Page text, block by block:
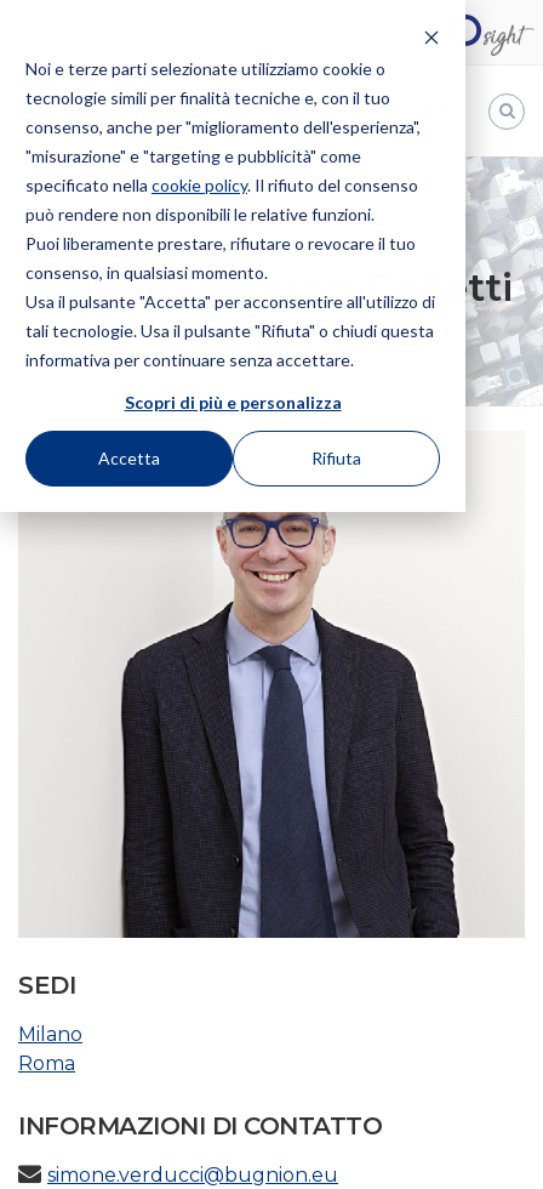
Noi e terze parti selezionate utilizziamo cookie o
tecnologie simili per finalità tecniche e, con il tuo
consenso, anche per "miglioramento dell'esperienza",
"misurazione" e "targeting e pubblicità" come
specificato nella cookie policy. Il rifiuto del consenso
può rendere non disponibili le relative funzioni.
Puoi liberamente prestare, rifiutare o revocare il tuo
consenso, in qualsiasi momento.
Usa il pulsante "Accetta" per acconsentire all'utilizzo di
tali tecnologie. Usa il pulsante "Rifiuta" o chiudi questa
informativa per continuare senza accettare.
Scopri di più e personalizza
Accetta Rifiuta
Bugnion
The
way
HOME PROFESSIONISTI SIMONE VERDUCCI GALLETTI
Simone Verducci Galletti
SEDI
Milano
Roma
INFORMAZIONI DI CONTATTO
simone.verducci@bugnion.eu